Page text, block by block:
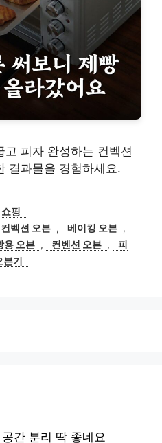
피자 완성하는 컨벡션
결과물을 경험하세요.
카쇼핑
벡션 오븐 , 베이킹 오븐 ,
용 오븐 , 컨벤션 오븐 ,
피
기
간 분리 딱 좋네요